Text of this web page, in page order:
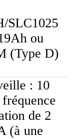
SLC1025
ou
(Type D)
: 10
de 2
(à une